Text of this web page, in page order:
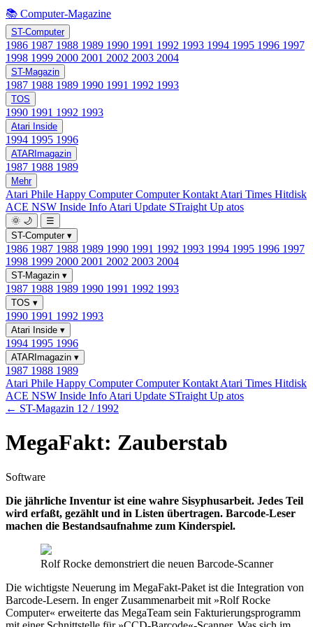
📚 Computer-Magazine
ST-Computer
1986 1987 1988 1989 1990 1991 1992 1993 1994 1995 1996 1997
1998 1999 2000 2001 2002 2003 2004
ST-Magazin
1987 1988 1989 1990 1991 1992 1993
TOS
1990 1991 1992 1993
Atari Inside
1994 1995 1996
ATARImagazin
1987 1988 1989
Mehr
Atari Phile Happy ComputerComputer Kontakt Atari Times Hitdisk
ACE NSW Inside Info Atari Update STraight Up atos
🌞 🌙
☰
ST-Computer ▾
1986 1987 1988 1989 1990 1991 1992 1993 1994 1995 1996 1997
1998 1999 2000 2001 2002 2003 2004
ST-Magazin ▾
1987 1988 1989 1990 1991 1992 1993
TOS ▾
1990 1991 1992 1993
Atari Inside ▾
1994 1995 1996
ATARImagazin ▾
1987 1988 1989
Atari Phile Happy ComputerComputer Kontakt Atari Times Hitdisk
ACE NSW Inside Info Atari Update STraight Up atos
← ST-Magazin 12 / 1992
MegaFakt: Zauberstab
Software
Die jährliche Inventur ist eine wahre Sisyphusarbeit. Jedes Teil
wird erfaßt, gezählt und in Listen übertragen. Barcode-Leser
machen die Bestandsaufnahme zum Kinderspiel.
Rolf Rocke demonstriert die neuen Barcode-Scanner
Die wichtigste Neuerung im MegaFakt-Paket ist die Integration von
Barcode-Lesern. In enger Zusammenarbeit mit »Rolf Rocke
Computer« erweiterte das MegaTeam sein Fakturierungsprogramm